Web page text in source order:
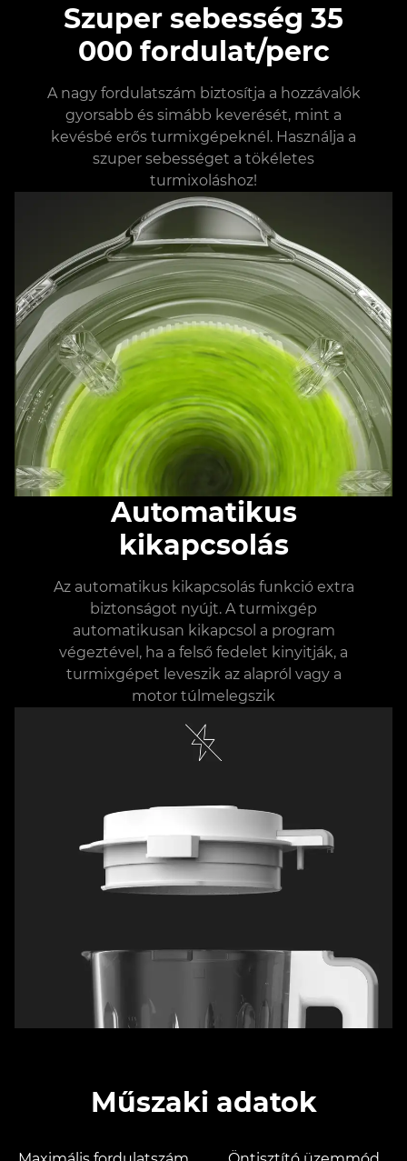
Szuper sebesség 35
000 fordulat/perc
A nagy fordulatszám biztosítja a hozzávalók
gyorsabb és simább keverését, mint a
kevésbé erős turmixgépeknél. Használja a
szuper sebességet a tökéletes
turmixoláshoz!
Automatikus
kikapcsolás
Az automatikus kikapcsolás funkció extra
biztonságot nyújt. A turmixgép
automatikusan kikapcsol a program
végeztével, ha a felső fedelet kinyitják, a
turmixgépet leveszik az alapról vagy a
motor túlmelegszik
Műszaki adatok